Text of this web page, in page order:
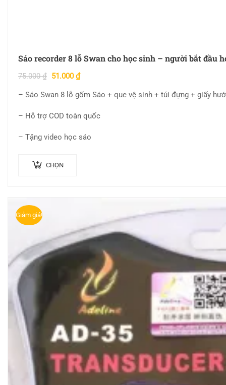
Sáo recorder 8 lỗ Swan cho học sinh – người bắt đầu
75.000₫ 51.000₫
– Sáo Swan 8 lỗ gốm Sáo + que vệ sinh + túi đựng + giấy
– Hỗ trợ COD toàn quốc
– Tặng video học sáo
CHỌN
Giảm giá!